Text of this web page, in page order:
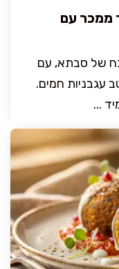
ממכר עם
של סבתא, עם
עגבניות חמים.
...